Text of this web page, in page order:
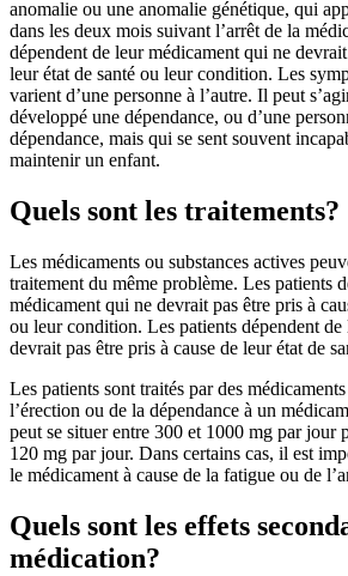
anomalie ou une anomalie génétique, qui
dans les deux mois suivant l’arrêt de la
dépendent de leur médicament qui ne
leur état de santé ou leur condition. Les
varient d’une personne à l’autre. Il peut
développé une dépendance, ou d’une
dépendance, mais qui se sent souvent
maintenir un enfant.
Quels sont les traitements?
Les médicaments ou substances actives
traitement du même problème. Les patients
médicament qui ne devrait pas être pris à
ou leur condition. Les patients dépendent
devrait pas être pris à cause de leur état de
Les patients sont traités par des
l’érection ou de la dépendance à un
peut se situer entre 300 et 1000 mg par jour
120 mg par jour. Dans certains cas, il est
le médicament à cause de la fatigue ou de
Quels sont les effets
médication?